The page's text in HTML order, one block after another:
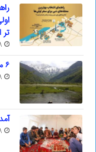
8
۶ مقصد بکر و خنک اطراف تهران
8
8